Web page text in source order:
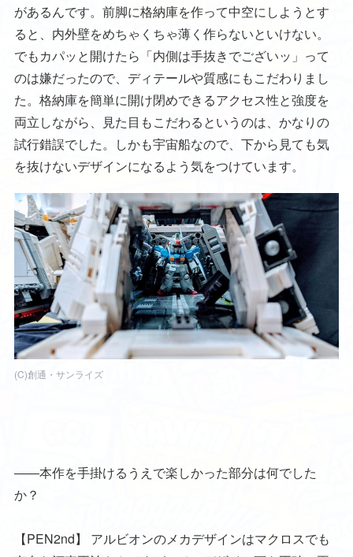
があるんです。前脚に格納庫を作って中空にしようとす
ると、内外壁をめちゃくちゃ薄く作らないといけない。
でもカパッと開けたら「内側は手抜きでございッ」って
のは嫌だったので、ディテールや質感にもこだわりまし
た。格納庫を簡単に開け閉めできるアクセス性と強度を
両立しながら、見た目もこだわるというのは、かなりの
試行錯誤でした。しかも宇宙船なので、下から見ても気
を抜けないデザインになるよう気をつけています。
(C)創通・サンライズ
――本作を手掛けるうえで楽しかった部分は何でした
か？
【PEN2nd】
アルビオンのメカデザインはマクロスでも